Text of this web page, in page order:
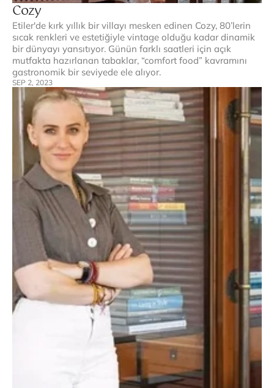
Cozy
Etiler'de kırk yıllık bir villayı mesken edinen Cozy, 80’lerin
sıcak renkleri ve estetiğiyle vintage olduğu kadar dinamik
bir dünyayı yansıtıyor. Günün farklı saatleri için açık
mutfakta hazırlanan tabaklar, “comfort food” kavramını
gastronomik bir seviyede ele alıyor.
SEP 2, 2023